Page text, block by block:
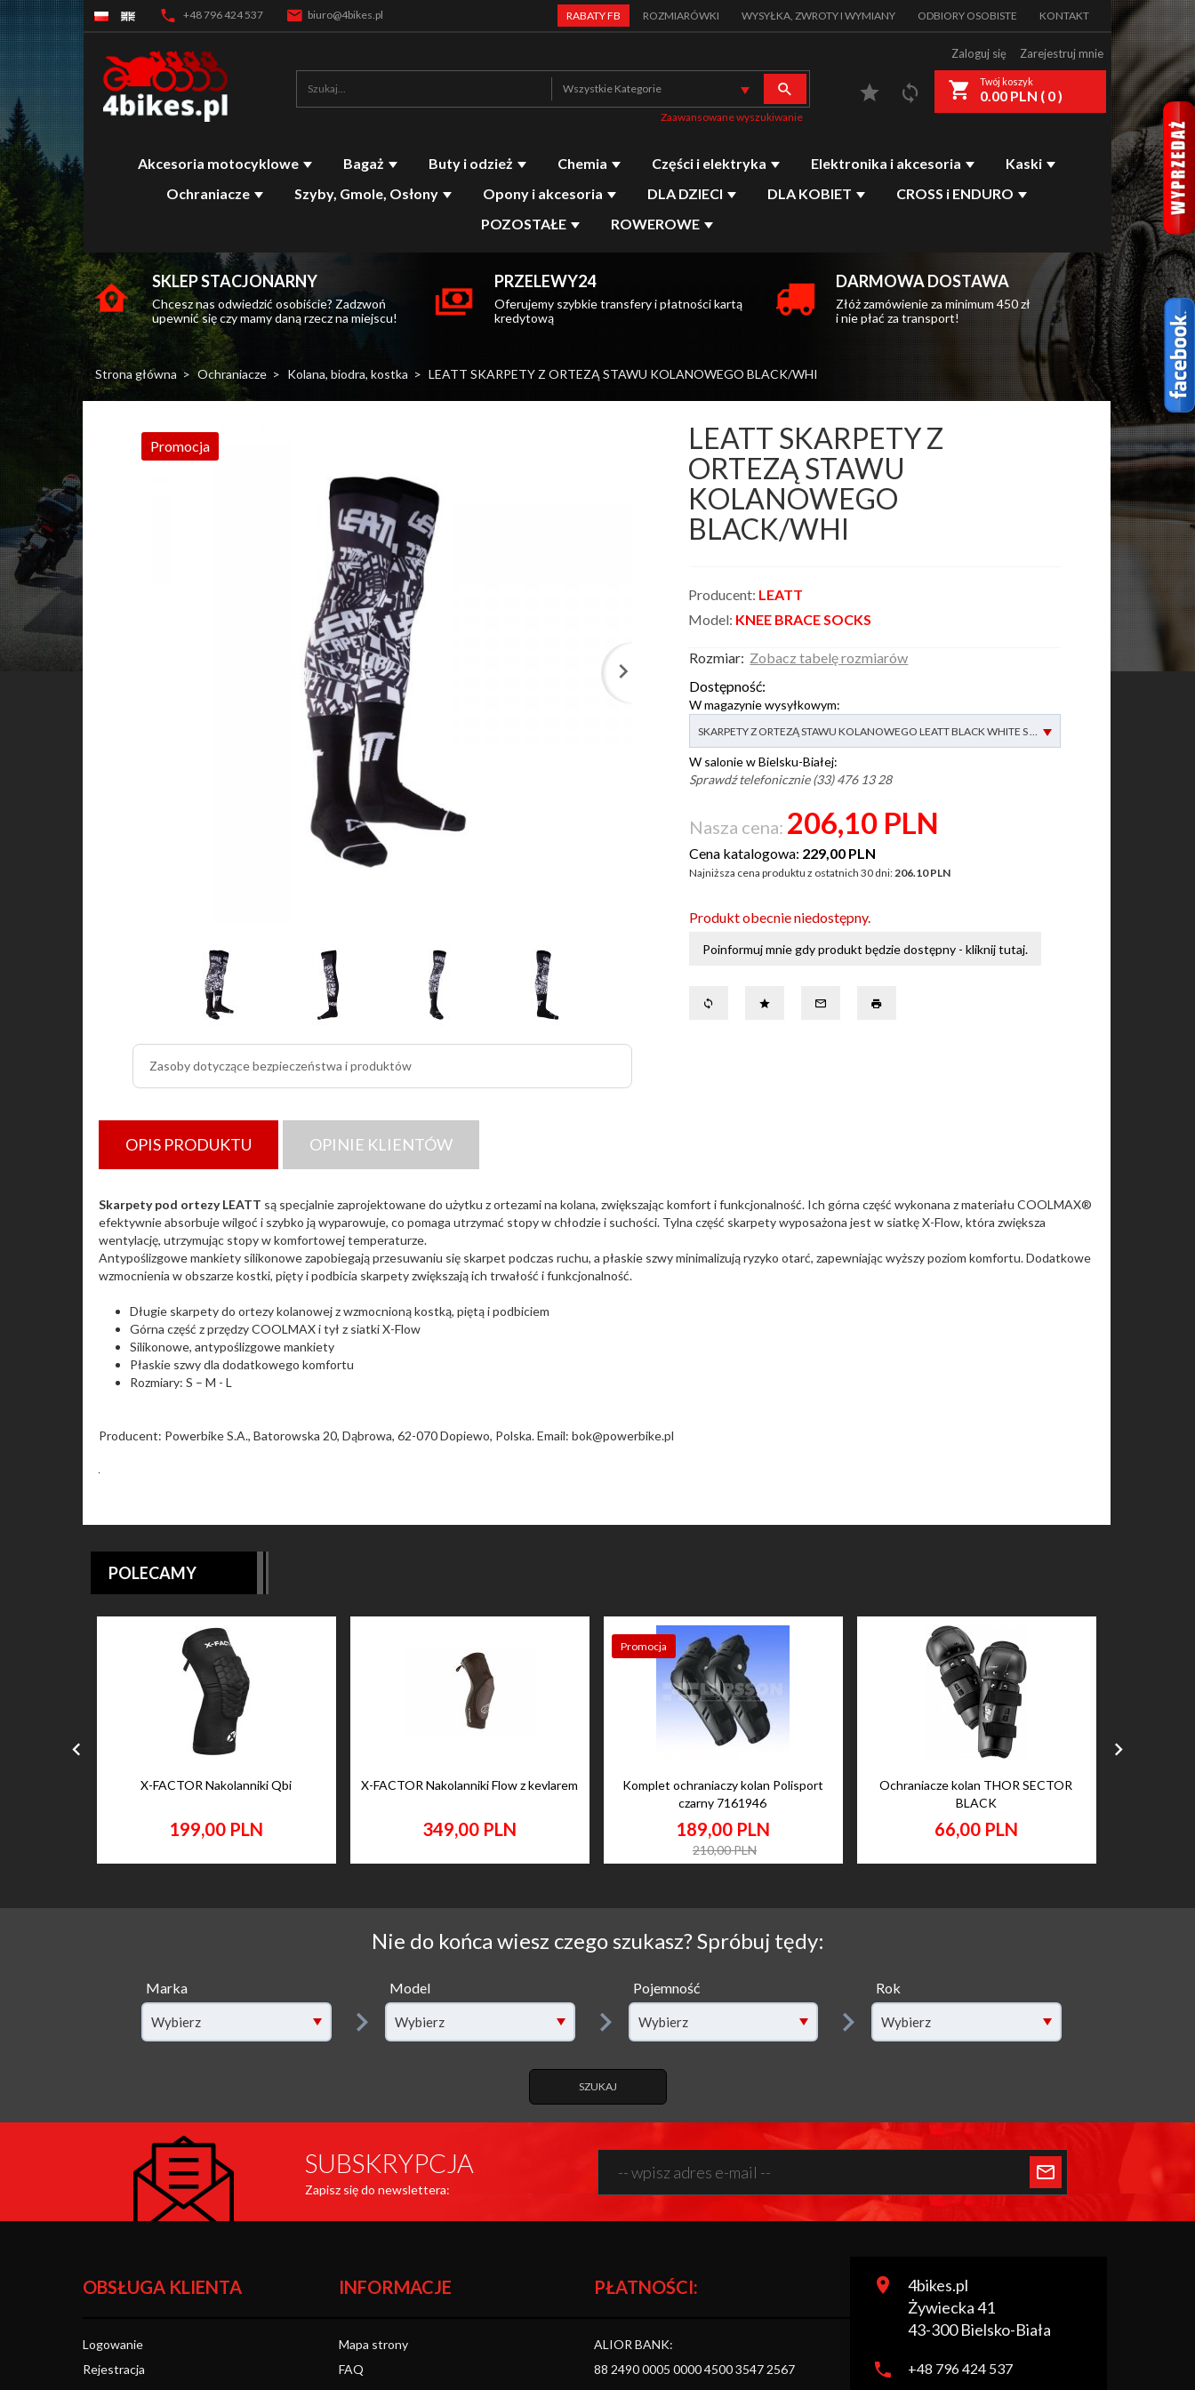
+48 796 424 537 biuro@4bikes.pl RABATY FB ROZMIARÓWKI WYSYŁKA, ZWROTY I WYMIANY ODBIORY OSOBISTE KONTAKT
categories_searcher
Wszystkie Kategorie
Zaawansowane wyszukiwanie
Zaloguj się Zarejestruj mnie
Twój koszyk
0.00 PLN ( 0)
Akcesoria motocyklowe Bagaż Buty i odzież Chemia Części i elektryka Elektronika i akcesoria
Kaski
Ochraniacze
Szyby, Gmole, Osłony Opony i akcesoria DLA DZIECI DLA KOBIET
CROSS i ENDURO
POZOSTAŁE
ROWEROWE
SKLEP STACJONARNY
Chcesz nas odwiedzić osobiście? Zadzwoń
upewnić się czy mamy daną rzecz na miejscu!
PRZELEWY24
Oferujemy szybkie transfery i płatności kartą
kredytową
DARMOWA DOSTAWA
Złóż zamówienie za minimum 450 zł
i nie płać za transport!
Strona główna Ochraniacze Kolana, biodra, kostka LEATT SKARPETY Z ORTEZĄ STAWU KOLANOWEGO BLACK/WHI
Promocja
Zasoby dotyczące bezpieczeństwa i produktów
LEATT SKARPETY Z
ORTEZĄ STAWU
KOLANOWEGO
BLACK/WHI
Producent: LEATT
Model: KNEE BRACE SOCKS
Rozmiar: Zobacz tabelę rozmiarów
Dostępność:
W magazynie wysyłkowym:
SKARPETY Z ORTEZĄ STAWU KOLANOWEGO LEATT BLACK WHITE S - dostępny
W salonie w Bielsku-Białej:
Sprawdź telefonicznie (33) 476 13 28
Nasza cena: 206,10 PLN
Cena katalogowa: 229,00 PLN
Najniższa cena produktu z ostatnich 30 dni:206.10 PLN
Produkt obecnie niedostępny.
Poinformuj mnie gdy produkt będzie dostępny - kliknij tutaj.
OPIS PRODUKTU OPINIE KLIENTÓW
Skarpety pod ortezy LEATT są specjalnie zaprojektowane do użytku z ortezami na kolana, zwiększając komfort i funkcjonalność. Ich górna część wykonana z materiału COOLMAX®
efektywnie absorbuje wilgoć i szybko ją wyparowuje, co pomaga utrzymać stopy w chłodzie i suchości. Tylna część skarpety wyposażona jest w siatkę X-Flow, która zwiększa
wentylację, utrzymując stopy w komfortowej temperaturze.
Antypoślizgowe mankiety silikonowe zapobiegają przesuwaniu się skarpet podczas ruchu, a płaskie szwy minimalizują ryzyko otarć, zapewniając wyższy poziom komfortu. Dodatkowe
wzmocnienia w obszarze kostki, pięty i podbicia skarpety zwiększają ich trwałość i funkcjonalność.
Długie skarpety do ortezy kolanowej z wzmocnioną kostką, piętą i podbiciem
Górna część z przędzy COOLMAX i tył z siatki X-Flow
Silikonowe, antypoślizgowe mankiety
Płaskie szwy dla dodatkowego komfortu
Rozmiary: S – M - L
Producent: Powerbike S.A., Batorowska 20, Dąbrowa, 62-070 Dopiewo, Polska. Email: bok@powerbike.pl
POLECAMY
X-FACTOR Nakolanniki Qbi
199,00 PLN
X-FACTOR Nakolanniki Flow z kevlarem
349,00 PLN
Promocja
Komplet ochraniaczy kolan Polisport
czarny 7161946
189,00 PLN
210,00 PLN
Ochraniacze kolan THOR SECTOR
BLACK
66,00 PLN
Nie do końca wiesz czego szukasz? Spróbuj tędy:
Marka
Wybierz
Model
filter[model]
Wybierz
Pojemność
filter[capacity]
Wybierz
Rok
filter[year]
Wybierz
SZUKAJ
SUBSKRYPCJA
Zapisz się do newslettera:
OBSŁUGA KLIENTA
Logowanie
Rejestracja
INFORMACJE
Mapa strony
FAQ
PŁATNOŚCI:
ALIOR BANK:
88 2490 0005 0000 4500 3547 2567
4bikes.pl
Żywiecka 41
43-300 Bielsko-Biała
+48 796 424 537